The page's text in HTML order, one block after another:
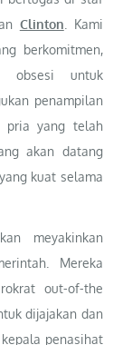
Clinton . Kami
berkomitmen,
obsesi untuk
penampilan
pria yang telah
akan datang
kuat selama
meyakinkan
Mereka
out-of-the
dijajakan dan
penasihat